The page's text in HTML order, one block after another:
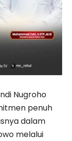
Nugroho
penuh
dalam
melalui